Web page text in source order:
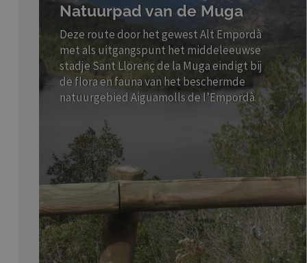
Natuurpad van de Muga
Deze route door het gewest Alt Empordà
met als uitgangspunt het middeleeuwse
stadje Sant Llorenç de la Muga eindigt bij
de flora en fauna van het beschermde
natuurgebied Aiguamolls de l’Empordà.